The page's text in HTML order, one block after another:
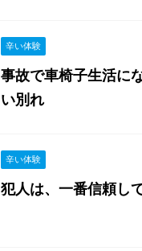
辛い体験
事故で車椅子生活に
い別れ
辛い体験
犯人は、一番信頼し